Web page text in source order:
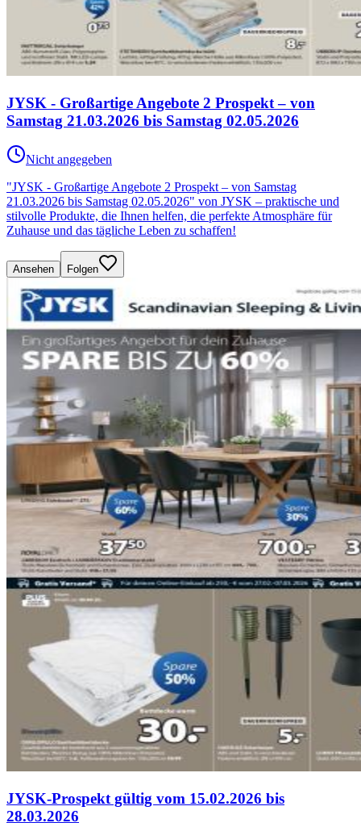
JYSK - Großartige Angebote 2 Prospekt – von
Samstag 21.03.2026 bis Samstag 02.05.2026
Nicht angegeben
"JYSK - Großartige Angebote 2 Prospekt – von Samstag
21.03.2026 bis Samstag 02.05.2026" von JYSK – praktische und
stilvolle Produkte, die Ihnen helfen, die perfekte Atmosphäre für
Zuhause und das tägliche Leben zu schaffen!
Ansehen Folgen
JYSK-Prospekt gültig vom 15.02.2026 bis
28.03.2026